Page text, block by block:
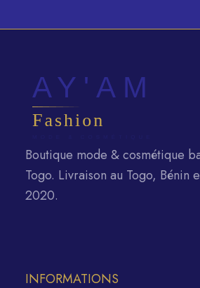
Boutique mode & cosmétique
Togo. Livraison au Togo, Bénin
2020.
INFORMATIONS